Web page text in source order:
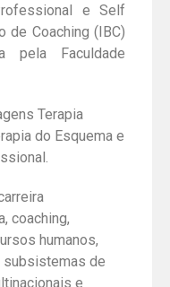
e Self
de Coaching (IBC)
pela Faculdade
Terapia
do Esquema e
coaching,
humanos,
de
e